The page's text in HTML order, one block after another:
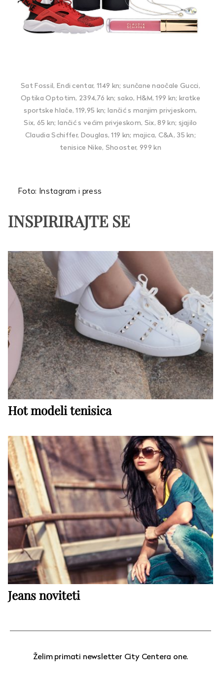
Sat Fossil, Endi centar, 1149 kn; sunčane naočale Gucci,
Optika Optotim, 2394,76 kn; sako, H&M, 199 kn; kratke
sportske hlače, 119,95 kn; lančić s manjim privjeskom,
Six, 65 kn; lančić s većim privjeskom, Six, 89 kn; sjajilo
Claudia Schiffer, Douglas, 119 kn; majica, C&A, 35 kn;
tenisice Nike, Shooster, 999 kn
Foto: Instagram i press
INSPIRIRAJTE SE
Hot modeli tenisica
Jeans noviteti
Želim primati newsletter City Centera one.